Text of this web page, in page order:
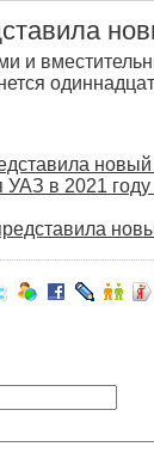
и
УАЗ в 2021